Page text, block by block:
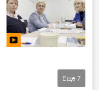
Еще 7